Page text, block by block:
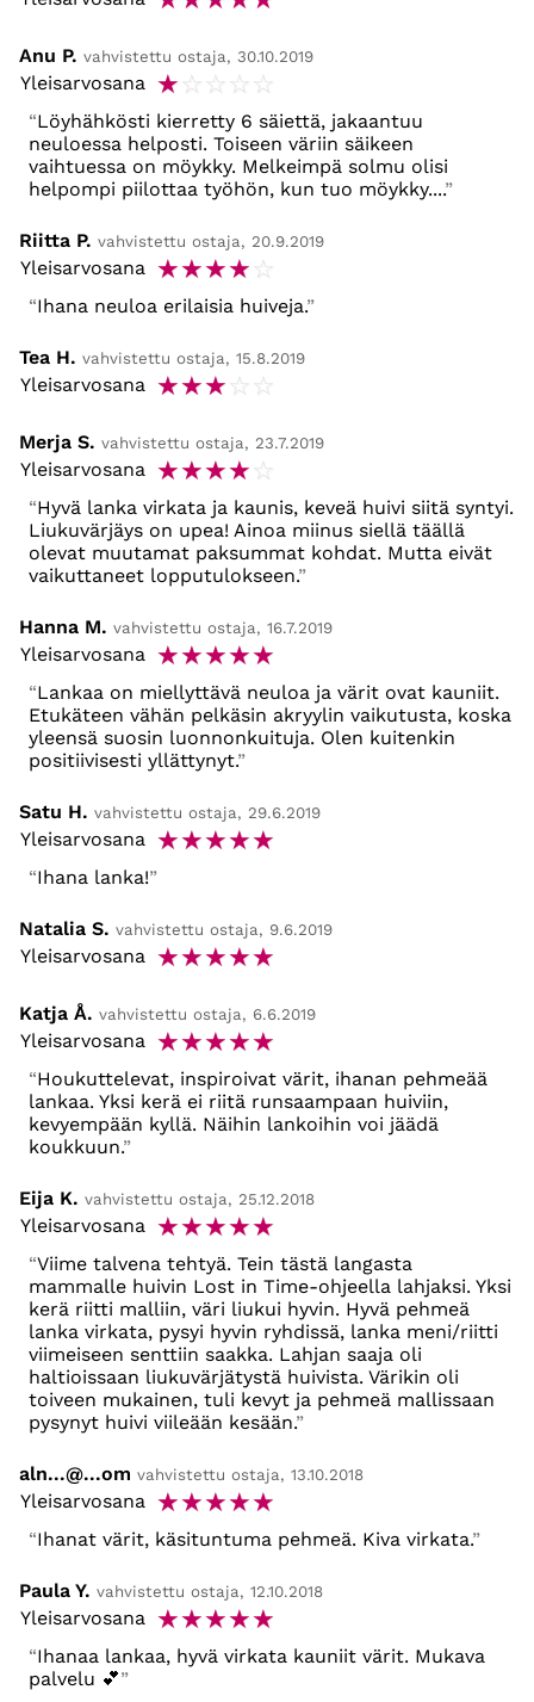
Anu P. vahvistettu ostaja, 30.10.2019
Yleisarvosana ☆☆ ☆ ☆ ☆
Löyhähkösti kierretty 6 säiettä, jakaantuu
neuloessa helposti. Toiseen väriin säikeen
vaihtuessa on möykky. Melkeimpä solmu olisi
helpompi piilottaa työhön, kun tuo möykky....
Riitta P. vahvistettu ostaja, 20.9.2019
Yleisarvosana ☆☆☆☆☆
Ihana neuloa erilaisia huiveja.
Tea H. vahvistettu ostaja, 15.8.2019
Yleisarvosana ☆☆☆☆ ☆
Merja S. vahvistettu ostaja, 23.7.2019
Yleisarvosana ☆☆☆☆☆
Hyvä lanka virkata ja kaunis, keveä huivi siitä syntyi.
Liukuvärjäys on upea! Ainoa miinus siellä täällä
olevat muutamat paksummat kohdat. Mutta eivät
vaikuttaneet lopputulokseen.
Hanna M. vahvistettu ostaja, 16.7.2019
Yleisarvosana ☆☆☆☆☆
Lankaa on miellyttävä neuloa ja värit ovat kauniit.
Etukäteen vähän pelkäsin akryylin vaikutusta, koska
yleensä suosin luonnonkuituja. Olen kuitenkin
positiivisesti yllättynyt.
Satu H. vahvistettu ostaja, 29.6.2019
Yleisarvosana ☆☆☆☆☆
Ihana lanka!
Natalia S. vahvistettu ostaja, 9.6.2019
Yleisarvosana ☆☆☆☆☆
Katja Å. vahvistettu ostaja, 6.6.2019
Yleisarvosana ☆☆☆☆☆
Houkuttelevat, inspiroivat värit, ihanan pehmeää
lankaa. Yksi kerä ei riitä runsaampaan huiviin,
kevyempään kyllä. Näihin lankoihin voi jäädä
koukkuun.
Eija K. vahvistettu ostaja, 25.12.2018
Yleisarvosana ☆☆☆☆☆
Viime talvena tehtyä. Tein tästä langasta
mammalle huivin Lost in Time-ohjeella lahjaksi. Yksi
kerä riitti malliin, väri liukui hyvin. Hyvä pehmeä
lanka virkata, pysyi hyvin ryhdissä, lanka meni/riitti
viimeiseen senttiin saakka. Lahjan saaja oli
haltioissaan liukuvärjätystä huivista. Värikin oli
toiveen mukainen, tuli kevyt ja pehmeä mallissaan
pysynyt huivi viileään kesään.
aln...@...om vahvistettu ostaja, 13.10.2018
Yleisarvosana ☆☆☆☆☆
Ihanat värit, käsituntuma pehmeä. Kiva virkata.
Paula Y. vahvistettu ostaja, 12.10.2018
Yleisarvosana ☆☆☆☆☆
Ihanaa lankaa, hyvä virkata kauniit värit. Mukava
palvelu 💕